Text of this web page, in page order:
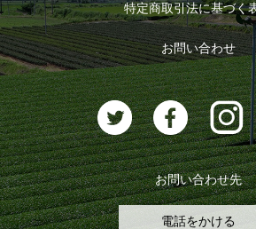
おすすめのお茶
お茶に合うスイーツ
ログアウト
特定商取引法に基づく
お問い合わせ
お問い合わせ先
電話をかける